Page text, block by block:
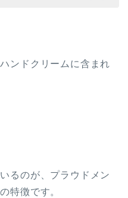
ンドクリームに含まれ
るのが、プラウドメン
特徴です。